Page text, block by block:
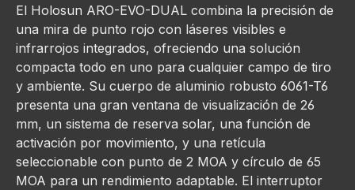
El Holosun ARO-EVO-DUAL combina la precisión de
una mira de punto rojo con láseres visibles e
infrarrojos integrados, ofreciendo una solución
compacta todo en uno para cualquier campo de tiro
y ambiente. Su cuerpo de aluminio robusto 6061-T6
presenta una gran ventana de visualización de 26
mm, un sistema de reserva solar, una función de
activación por movimiento, y una retícula
seleccionable con punto de 2 MOA y círculo de 65
MOA para un rendimiento adaptable. El interruptor